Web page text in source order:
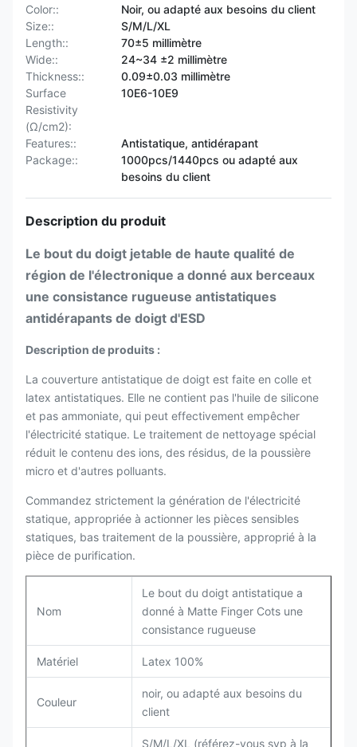
Color::
Noir, ou adapté aux besoins du client
Size::
S/M/L/XL
Length::
70±5 millimètre
Wide::
24~34 ±2 millimètre
Thickness::
0.09±0.03 millimètre
Surface
Resistivity
(Ω/cm2):
10E6-10E9
Features::
Antistatique, antidérapant
Package::
1000pcs/1440pcs ou adapté aux
besoins du client
Description du produit
Le bout du doigt jetable de haute qualité de
région de l'électronique a donné aux berceaux
une consistance rugueuse antistatiques
antidérapants de doigt d'ESD
Description de produits :
La couverture antistatique de doigt est faite en colle et
latex antistatiques. Elle ne contient pas l'huile de silicone
et pas ammoniate, qui peut effectivement empêcher
l'électricité statique. Le traitement de nettoyage spécial
réduit le contenu des ions, des résidus, de la poussière
micro et d'autres polluants.
Commandez strictement la génération de l'électricité
statique, appropriée à actionner les pièces sensibles
statiques, bas traitement de la poussière, approprié à la
pièce de purification.
Nom
Le bout du doigt antistatique a
donné à Matte Finger Cots une
consistance rugueuse
Matériel Latex 100%
Couleur
noir, ou adapté aux besoins du
client
S/M/L/XL (référez-vous svp à la